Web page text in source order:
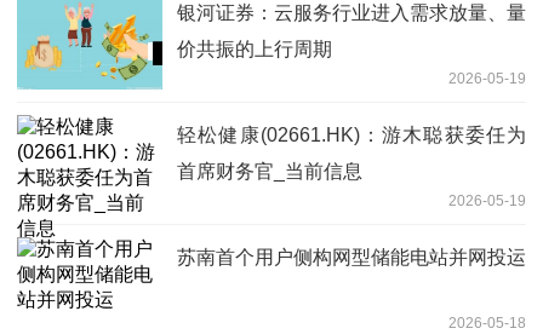
银河证券：云服务行业进入需求放量、量
价共振的上行周期
2026-05-19
轻松健康(02661.HK)：游木聪获委任为
首席财务官_当前信息
2026-05-19
苏南首个用户侧构网型储能电站并网投运
2026-05-18